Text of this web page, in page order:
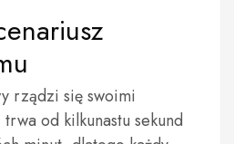
rządzi się swoimi
od kilkunastu sekund